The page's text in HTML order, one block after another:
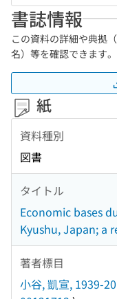
書誌情報
この資料の詳細や典拠
名）等を確認できます。
紙
資料種別
図書
タイトル
Economic bases
Kyushu, Japan; a
著者標目
小谷, 凱宣, 1939-